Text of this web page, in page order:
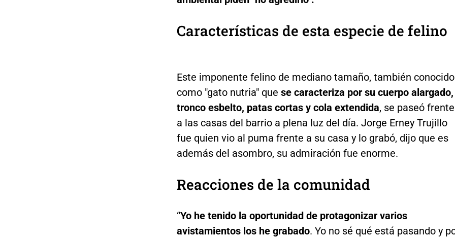
Características de esta especie de felino
Este imponente felino de mediano tamaño, también conocido
como "gato nutria" que se caracteriza por su cuerpo alargado,
tronco esbelto, patas cortas y cola extendida, se paseó frente
a las casas del barrio a plena luz del día. Jorge Erney Trujillo
fue quien vio al puma frente a su casa y lo grabó, dijo que es
además del asombro, su admiración fue enorme.
Reacciones de la comunidad
“Yo he tenido la oportunidad de protagonizar varios
avistamientos los he grabado. Yo no sé qué está pasando y